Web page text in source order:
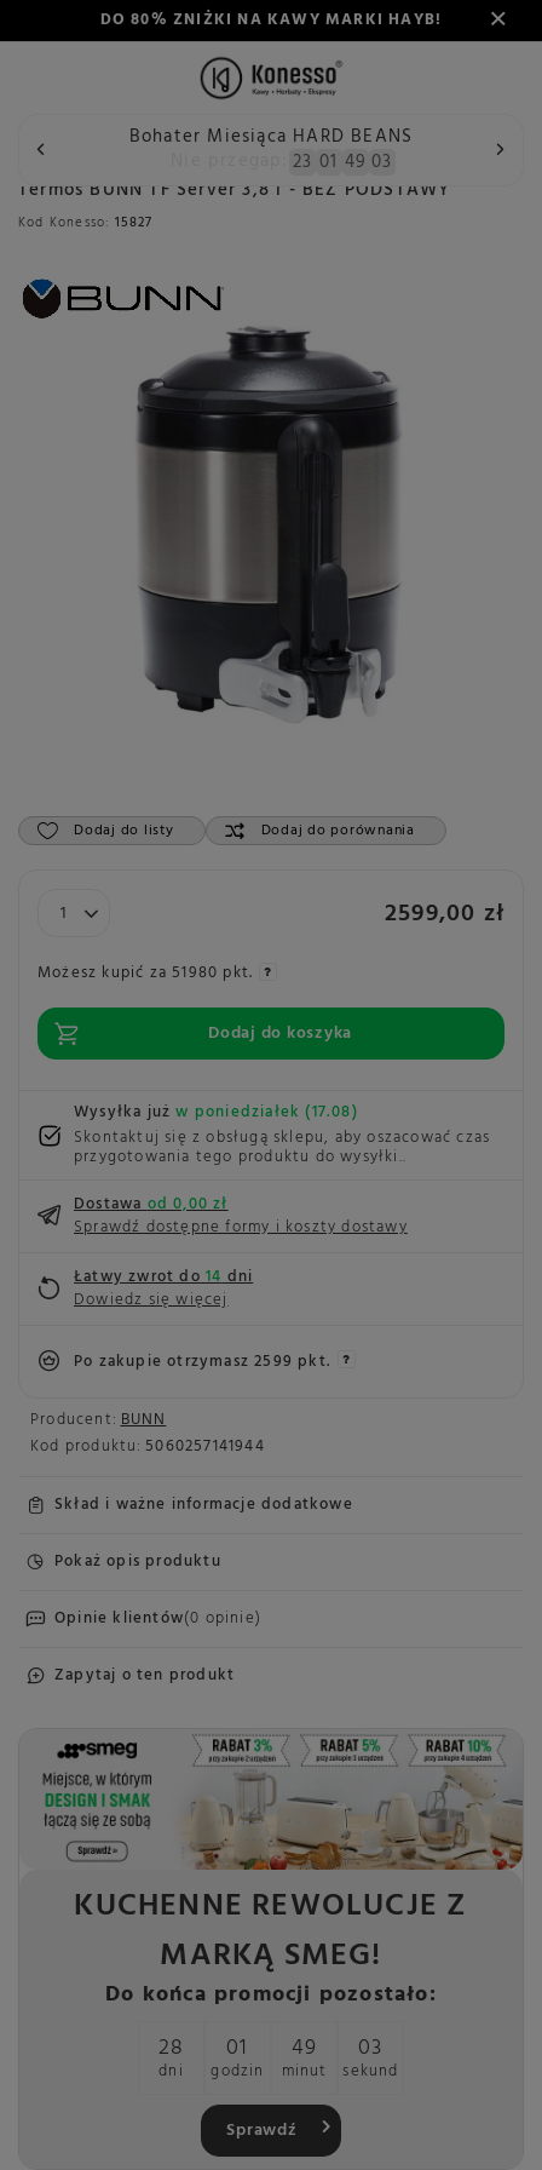
DO 80% ZNIŻKI NA KAWY MARKI HAYB!
Bohater Miesiąca HARD BEANS
23 01 49 03
Wstecz Konesso Akcesoria Rodzaj Akcesoria do
Termos BUNN TF Server 3,8 l - BEZ PODSTAWY
Kod Konesso: 15827
Dodaj do listy Dodaj do porównania
Producent: BUNN
Kod produktu: 5060257141944
Skład i ważne informacje dodatkowe
Pokaż opis produktu
Opinie klientów(0 opinie)
Zapytaj o ten produkt
2599,00 zł
Możesz kupić za 51980 pkt.
Dodaj do koszyka
Wysyłka jużw poniedziałek (17.08)
Skontaktuj się z obsługą sklepu, aby oszacować czas
przygotowania tego produktu do wysyłki.
Dostawaod 0,00 zł
Sprawdź dostępne formy i koszty dostawy
Łatwy zwrot do14dni
Dowiedz się więcej
Po zakupie otrzymasz2599 pkt.
KUCHENNE REWOLUCJE Z
MARKĄ SMEG!
Do końca promocji pozostało:
28
dni
01
godzin
49
minut
03
sekund
Sprawdź